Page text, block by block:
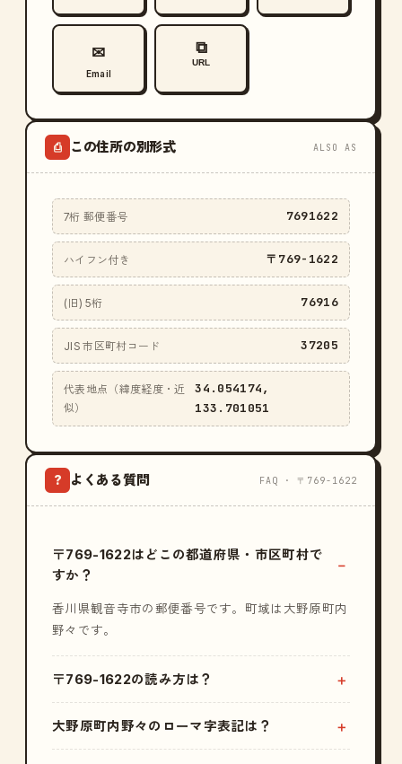
✉
Email
⧉
URL
⎙ この住所の別形式 ALSO AS
7桁 郵便番号 7691622
ハイフン付き 〒769-1622
(旧) 5桁 76916
JIS 市区町村コード 37205
代表地点（緯度経度・近
似）
34.054174,
133.701051
? よくある質問 FAQ · 〒769-1622
〒769-1622はどこの都道府県・市区町村で
すか？
香川県観音寺市の郵便番号です。町域は大野原町内
野々です。
〒769-1622の読み方は？
大野原町内野々のローマ字表記は？